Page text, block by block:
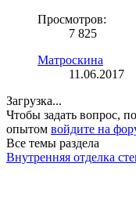
Просмотров:
7 825
Матроскина
11.06.2017
Загрузка...
Чтобы задать вопрос,
опытом войдите на
Все темы раздела
Внутренняя отделка